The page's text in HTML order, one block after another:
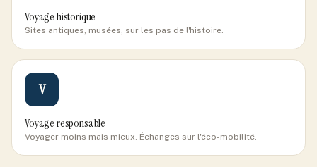
Voyage historique
Sites antiques, musées, sur les pas de l'histoire.
V
Voyage responsable
Voyager moins mais mieux. Échanges sur l'éco-mobilité.